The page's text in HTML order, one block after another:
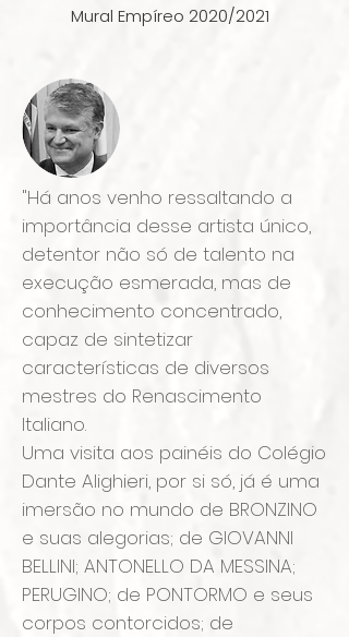
Mural Empíreo 2020/2021
"Há anos venho ressaltando a
importância desse artista único,
detentor não só de talento na
execução esmerada, mas de
conhecimento concentrado,
capaz de sintetizar
características de diversos
mestres do Renascimento
Italiano.
Uma visita aos painéis do Colégio
Dante Alighieri, por si só, já é uma
imersão no mundo de BRONZINO
e suas alegorias; de GIOVANNI
BELLINI; ANTONELLO DA MESSINA;
PERUGINO; de PONTORMO e seus
corpos contorcidos; de